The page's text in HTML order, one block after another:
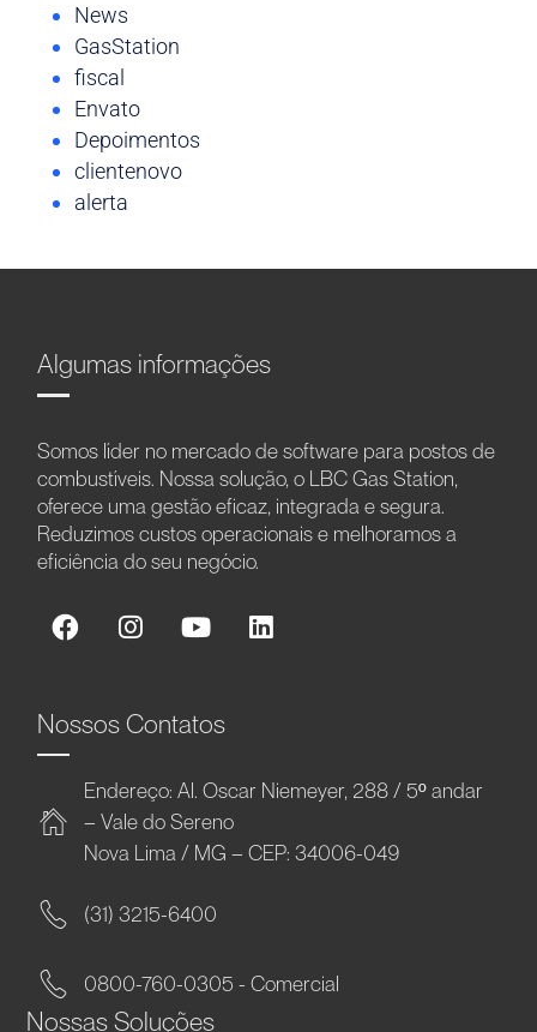
News
GasStation
fiscal
Envato
Depoimentos
clientenovo
alerta
Algumas informações
Somos líder no mercado de software para postos de
combustíveis. Nossa solução, o LBC Gas Station,
oferece uma gestão eficaz, integrada e segura.
Reduzimos custos operacionais e melhoramos a
eficiência do seu negócio.
Nossos Contatos
Endereço: Al. Oscar Niemeyer, 288 / 5º andar
– Vale do Sereno
Nova Lima / MG – CEP: 34006-049
(31) 3215-6400
0800-760-0305 - Comercial
Nossas Soluções